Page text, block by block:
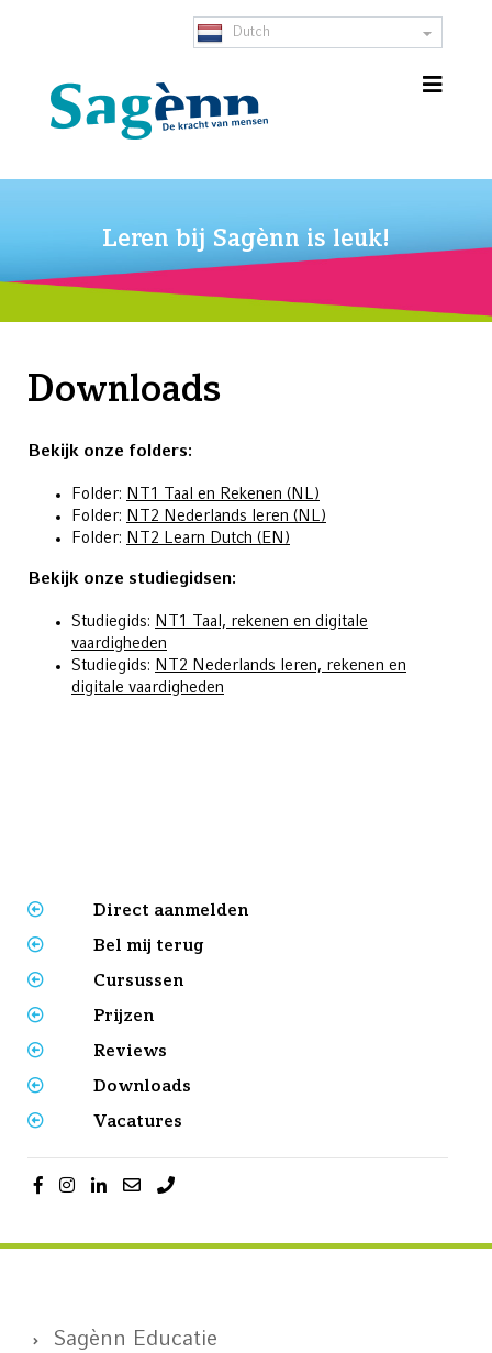
Dutch
Leren bij Sagènn is leuk!
Downloads
Bekijk onze folders:
Folder: NT1 Taal en Rekenen (NL)
Folder: NT2 Nederlands leren (NL)
Folder: NT2 Learn Dutch (EN)
Bekijk onze studiegidsen:
Studiegids: NT1 Taal, rekenen en digitale
vaardigheden
Studiegids: NT2 Nederlands leren, rekenen en
digitale vaardigheden
Direct aanmelden
Bel mij terug
Cursussen
Prijzen
Reviews
Downloads
Vacatures
Sagènn Educatie